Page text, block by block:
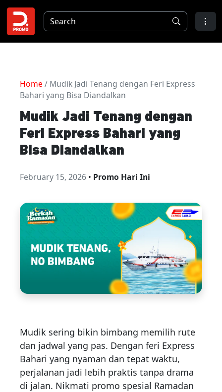
Home / Mudik Jadi Tenang dengan Feri Express
Bahari yang Bisa Diandalkan
Mudik Jadi Tenang dengan
Feri Express Bahari yang
Bisa Diandalkan
February 15, 2026 • Promo Hari Ini
Mudik sering bikin bimbang memilih rute
dan jadwal yang pas. Dengan feri Express
Bahari yang nyaman dan tepat waktu,
perjalanan jadi lebih praktis tanpa drama
di jalan. Nikmati promo spesial Ramadan